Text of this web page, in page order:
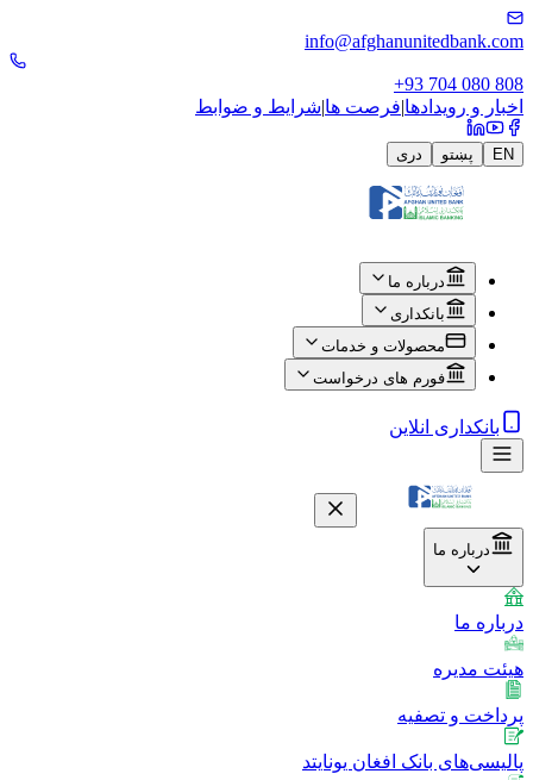
info@afghanunitedbank.com
+93 704 080 808
اخبار و رویدادها|فرصت ها|شرایط و ضوابط
EN پښتو دری
درباره ما
بانکداری
محصولات و خدمات
فورم های درخواست
بانکداری انلاین
درباره ما
درباره ما
هیئت مدیره
پرداخت و تصفیه
پالیسی‌های بانک افغان یونایتد